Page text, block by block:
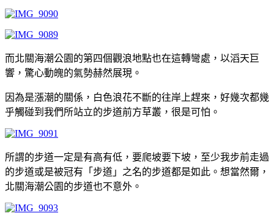
而北關海潮公園的第四個觀浪地點也在這轉彎處，以滔天巨
響，驚心動魄的氣勢赫然展現。
因為是漲潮的關係，白色浪花不斷的往岸上趕來，好幾次都幾
乎觸碰到我們所站立的步道前方草叢，很是可怕。
所謂的步道一定是有高有低，要爬坡要下坡，至少我步前走過
的步道或是被冠有「步道」之名的步道都是如此。想當然爾，
北關海潮公園的步道也不意外。